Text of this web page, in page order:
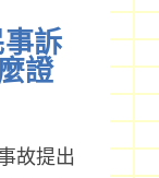
訴
證
故提出